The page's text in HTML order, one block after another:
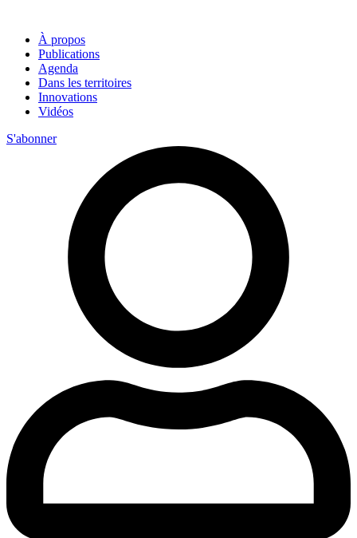
À propos
Publications
Agenda
Dans les territoires
Innovations
Vidéos
S'abonner